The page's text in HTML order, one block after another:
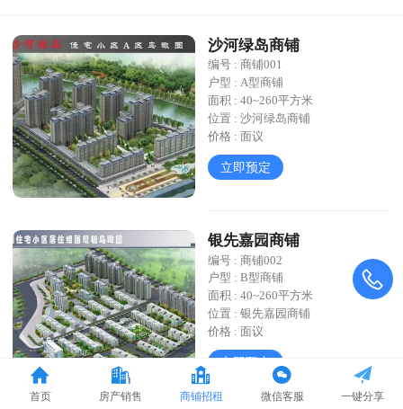
沙河绿岛商铺
编号 : 商铺001
户型 : A型商铺
面积 : 40~260平方米
位置 : 沙河绿岛商铺
价格 : 面议
立即预定
银先嘉园商铺
编号 : 商铺002
户型 : B型商铺
面积 : 40~260平方米
位置 : 银先嘉园商铺
价格 : 面议
立即预定
首页 房产销售 商铺招租 微信客服 一键分享